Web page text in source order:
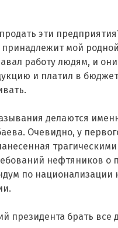
эти
мой
работу людям, и
и платил в бюджет
делаются
Очевидно, у
нефтяников
по
президента брать все